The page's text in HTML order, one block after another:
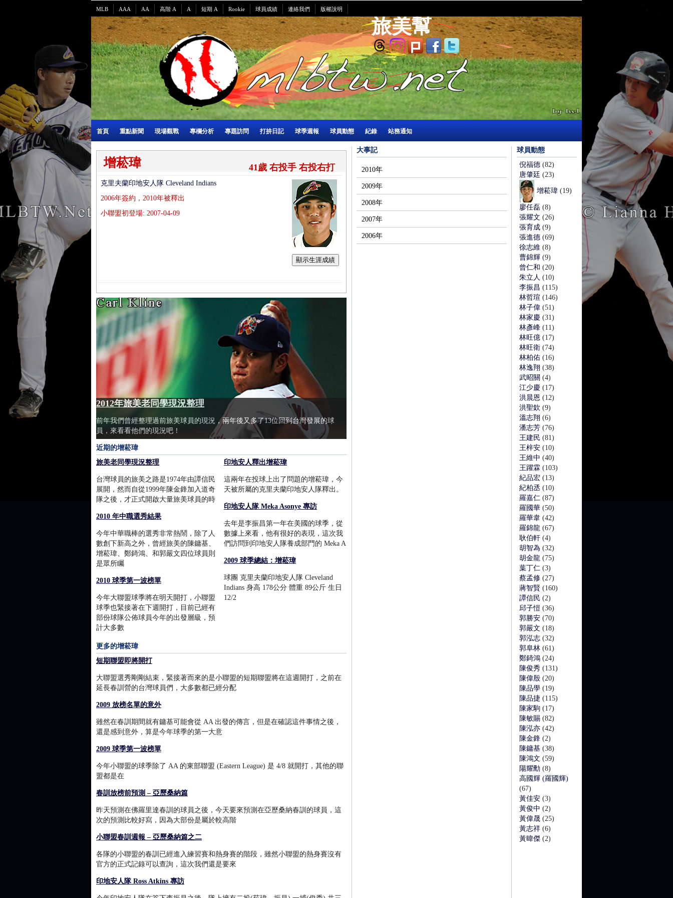
MLB AAA AA 高階 A A 短期 A Rookie 球員成績 連絡我們 版權說明
旅美幫
首頁 重點新聞 現場觀戰 專欄分析 專題訪問 打拚日記 球季週報 球員動態 紀錄 站務通知
增菘瑋 41歲 右投手 右投右打
顯示生涯成績
克里夫蘭印地安人隊 Cleveland Indians
2006年簽約，2010年被釋出
小聯盟初登場: 2007-04-09
2012年旅美老同學現況整理
前年我們曾經整理過前旅美球員的現況，兩年後又多了13位回到台灣發展的球
員，來看看他們的現況吧！
近期的增菘瑋
旅美老同學現況整理
台灣球員的旅美之路是1974年由譚信民
展開，然而自從1999年陳金鋒加入道奇
隊之後，才正式開啟大量旅美球員的時
2010 年中職選秀結果
今年中華職棒的選秀非常熱鬧，除了人
數創下新高之外，曾經旅美的陳鏞基、
增菘瑋、鄭錡鴻、和郭嚴文四位球員則
是眾所矚
2010 球季第一波榜單
今年大聯盟球季將在明天開打，小聯盟
球季也緊接著在下週開打，目前已經有
部份球隊公佈球員今年的出發層級，預
計大多數
印地安人釋出增菘瑋
這兩年在投球上出了問題的增菘瑋，今
天被所屬的克里夫蘭印地安人隊釋出。
印地安人隊 Meka Asonye 專訪
去年是李振昌第一年在美國的球季，從
數據上來看，他有很好的表現，這次我
們訪問到印地安人隊養成部門的 Meka A
2009 球季總結：增菘瑋
球團 克里夫蘭印地安人隊 Cleveland
Indians 身高 178公分 體重 89公斤 生日
12/2
更多的增菘瑋
短期聯盟即將開打
大聯盟選秀剛剛結束，緊接著而來的是小聯盟的短期聯盟將在這週開打，之前在
延長春訓營的台灣球員們，大多數都已經分配
2009 放榜名單的意外
雖然在春訓期間就有鏞基可能會從 AA 出發的傳言，但是在確認這件事情之後，
還是感到意外，算是今年球季的第一大意
2009 球季第一波榜單
今年小聯盟的球季除了 AA 的東部聯盟 (Eastern League) 是 4/8 就開打，其他的聯
盟都是在
春訓放榜前預測 – 亞歷桑納篇
昨天預測在佛羅里達春訓的球員之後，今天要來預測在亞歷桑納春訓的球員，這
次的預測比較好寫，因為大部份是屬於較高階
小聯盟春訓週報 – 亞歷桑納篇之二
各隊的小聯盟的春訓已經進入練習賽和熱身賽的階段，雖然小聯盟的熱身賽沒有
官方的正式記錄可以查詢，這次我們還是要來
印地安人隊 Ross Atkins 專訪
大事記
2010年
2009年
2008年
2007年
2006年
球員動態
倪福德 (82)
唐肇廷 (23)
增菘瑋 (19)
廖任磊 (8)
張耀文 (26)
張育成 (9)
張進德 (69)
徐志維 (8)
曹錦輝 (9)
曾仁和 (20)
朱立人 (10)
李振昌 (115)
林哲瑄 (146)
林子偉 (51)
林家慶 (31)
林彥峰 (11)
林旺億 (17)
林旺衛 (74)
林柏佑 (16)
林逸翔 (38)
武昭關 (4)
江少慶 (17)
洪晨恩 (12)
洪聖欽 (9)
溫志翔 (6)
潘志芳 (76)
王建民 (81)
王梓安 (10)
王維中 (40)
王躍霖 (103)
紀品宏 (13)
紀柏丞 (10)
羅嘉仁 (87)
羅國華 (50)
羅華韋 (42)
羅錦龍 (67)
耿伯軒 (4)
胡智為 (32)
胡金龍 (75)
葉丁仁 (3)
蔡孟修 (27)
蔣智賢 (160)
譚信民 (2)
邱子愷 (36)
郭勝安 (70)
郭嚴文 (18)
郭泓志 (32)
郭阜林 (61)
鄭錡鴻 (24)
陳俊秀 (131)
陳偉殷 (20)
陳品學 (19)
陳品捷 (115)
陳家駒 (17)
陳敏賜 (82)
陳泓亦 (42)
陳金鋒 (2)
陳鏞基 (38)
陳鴻文 (59)
陽耀勳 (8)
高國輝 (羅國輝)
(67)
黃佳安 (3)
黃俊中 (2)
黃偉晟 (25)
黃志祥 (6)
黃暐傑 (2)